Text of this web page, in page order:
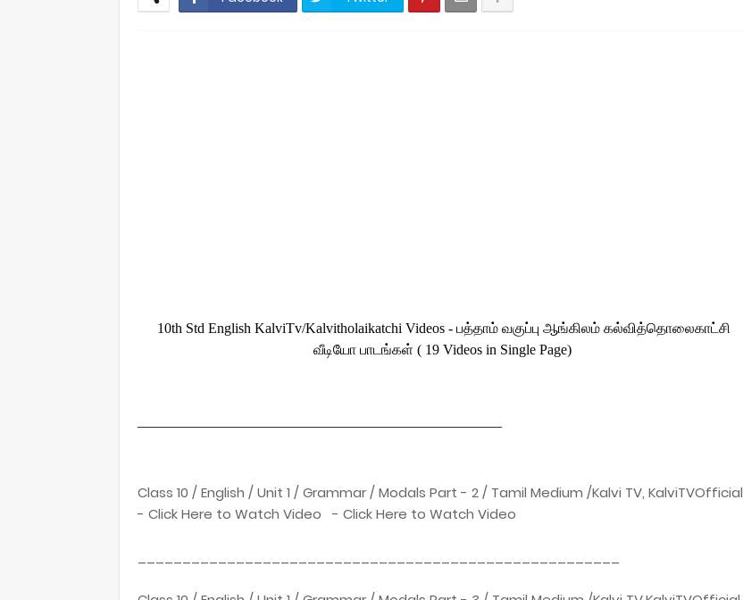
10th Std English KalviTv/Kalvitholaikatchi Videos - பத்தாம் வகுப்பு ஆங்கிலம் கல்வித்தொலைகாட்சி
வீடியோ பாடங்கள் ( 19 Videos in Single Page)
Class 10 / English / Unit 1 / Grammar / Modals Part - 2 / Tamil Medium /Kalvi TV, KalviTVOfficial
- Click Here to Watch Video - Click Here to Watch Video